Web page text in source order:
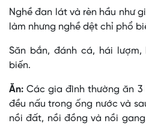
Nghề đan lát và rèn hầu như
làm nhưng nghề dệt chỉ phổ
Săn bắn, đánh cá, hái
biến.
Ăn: Các gia đình thường ăn 3
đều nấu trong ống nước và
nồi đất, nồi đồng và nồi